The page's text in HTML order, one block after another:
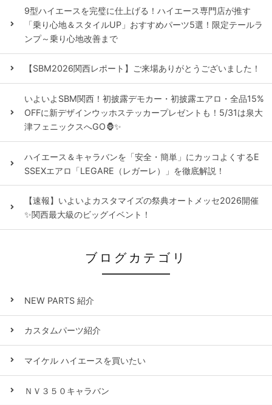
9型ハイエースを完璧に仕上げる！ハイエース専門店が推す
「乗り心地＆スタイルUP」おすすめパーツ5選！限定テールラ
ンプ～乗り心地改善まで
【SBM2026関西レポート】ご来場ありがとうございました！
いよいよSBM関西！初披露デモカー・初披露エアロ・全品15%
OFFに新デザインウッホステッカープレゼントも！5/31は泉大
津フェニックスへGO🦍✨
ハイエース＆キャラバンを「安全・簡単」にカッコよくするE
SSEXエアロ「LEGARE（レガーレ）」を徹底解説！
【速報】いよいよカスタマイズの祭典オートメッセ2026開催
✨関西最大級のビッグイベント！
ブログカテゴリ
NEW PARTS 紹介
カスタムパーツ紹介
マイケル ハイエースを買いたい
ＮＶ３５０キャラバン